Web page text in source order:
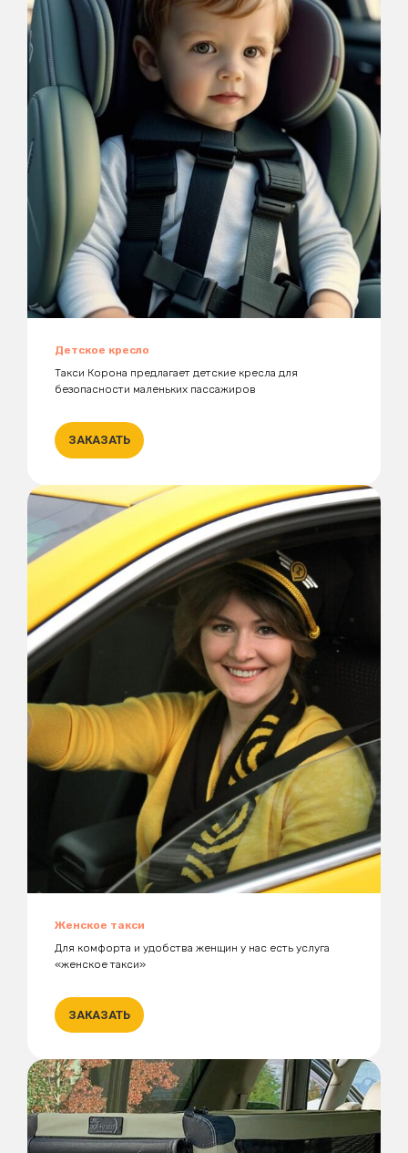
Детское кресло
Такси Корона предлагает детские кресла для
безопасности маленьких пассажиров
ЗАКАЗАТЬ
Женское такси
Для комфорта и удобства женщин у нас есть услуга
«женское такси»
ЗАКАЗАТЬ